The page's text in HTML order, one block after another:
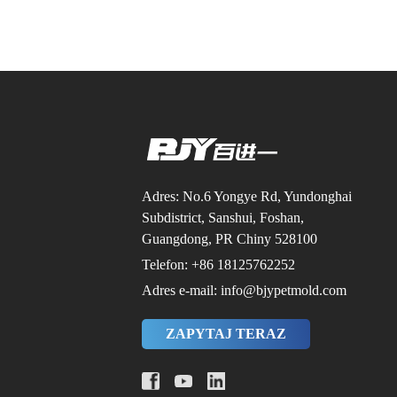
Adres: No.6 Yongye Rd, Yundonghai
Subdistrict, Sanshui, Foshan,
Guangdong, PR Chiny 528100
Telefon: +86 18125762252
Adres e-mail: info@bjypetmold.com
ZAPYTAJ TERAZ